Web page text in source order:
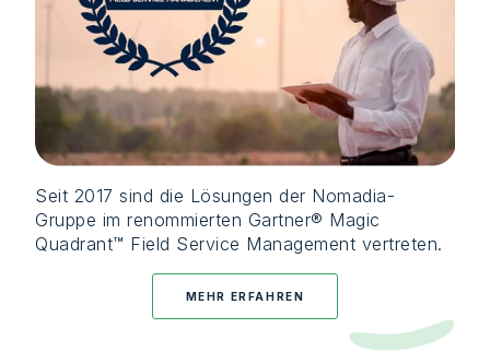
Seit 2017 sind die Lösungen der Nomadia-
Gruppe im renommierten Gartner® Magic
Quadrant™ Field Service Management vertreten.
MEHR ERFAHREN